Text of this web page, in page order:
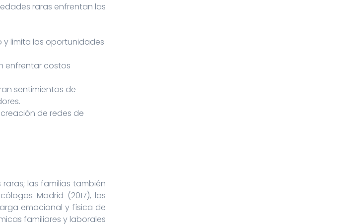
raras enfrentan las
limita las oportunidades
enfrentar costos
sentimientos de
de redes de
las familias también
Madrid (2017), los
emocional y física de
familiares y laborales